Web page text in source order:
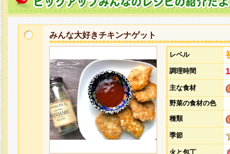
みんな大好きチキンナゲット
レベル
調理時間
主な食材
野菜の食材の色
種類
季節
火と包丁